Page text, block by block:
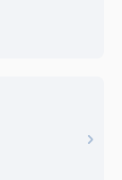
お書き下さ
書き下さい。